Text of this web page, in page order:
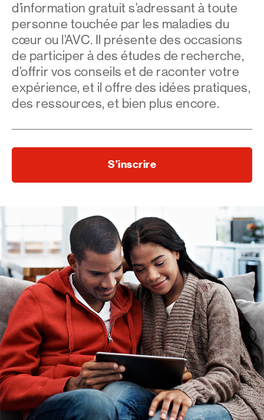
d’information gratuit s’adressant à toute
personne touchée par les maladies du
cœur ou l’AVC. Il présente des occasions
de participer à des études de recherche,
d’offrir vos conseils et de raconter votre
expérience, et il offre des idées pratiques,
des ressources, et bien plus encore.
S’inscrire